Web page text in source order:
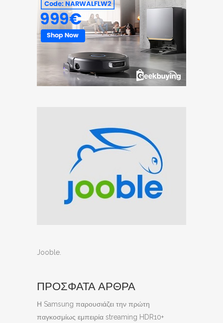
Jooble.
ΠΡΟΣΦΑΤΑ ΑΡΘΡΑ
Η Samsung παρουσιάζει την πρώτη
παγκοσμίως εμπειρία streaming HDR10+